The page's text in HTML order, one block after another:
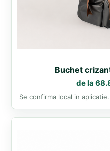
Buchet
de la
Se confirma local in aplicatie.